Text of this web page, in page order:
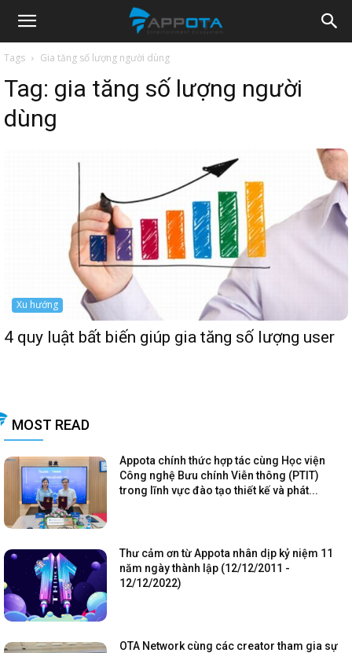
Appota
News
Tags Gia tăng số lượng người dùng
Tag: gia tăng số lượng người
dùng
Xu hướng
4 quy luật bất biến giúp gia tăng số lượng user
MOST READ
Appota chính thức hợp tác cùng Học viện
Công nghệ Bưu chính Viễn thông (PTIT)
trong lĩnh vực đào tạo thiết kế và phát...
Thư cảm ơn từ Appota nhân dịp kỷ niệm 11
năm ngày thành lập (12/12/2011 -
12/12/2022)
OTA Network cùng các creator tham gia sự